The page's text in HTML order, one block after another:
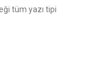
tüm yazı tipi